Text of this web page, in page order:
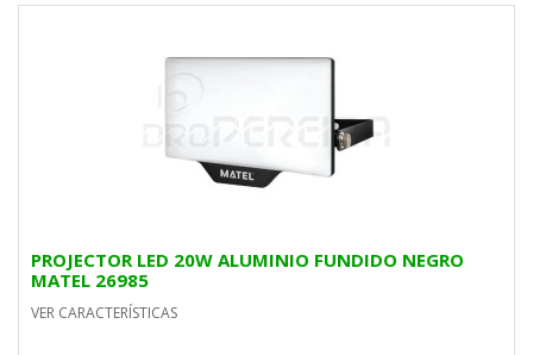
PROJECTOR LED 20W ALUMINIO FUNDIDO NEGRO
MATEL 26985
VER CARACTERÍSTICAS